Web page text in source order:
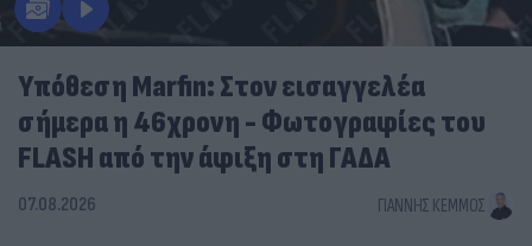
Υπόθεση Marfin: Στον εισαγγελέα
σήμερα η 46χρονη - Φωτογραφίες του
FLASH από την άφιξη στη ΓΑΔΑ
07.08.2026 ΓΙΆΝΝΗΣ ΚΈΜΜΟΣ